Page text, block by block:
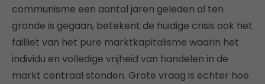
communisme een aantal jaren geleden al ten
gronde is gegaan, betekent de huidige crisis ook het
failliet van het pure marktkapitalisme waarin het
individu en volledige vrijheid van handelen in de
markt centraal stonden. Grote vraag is echter hoe